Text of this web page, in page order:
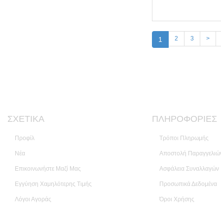
1 2 3 >
ΣΧΕΤΙΚΆ
Προφίλ
Νέα
Επικοινωνήστε Μαζί Μας
Εγγύηση Χαμηλότερης Τιμής
Λόγοι Αγοράς
ΠΛΗΡΟΦΟΡΊΕΣ
Τρόποι Πληρωμής
Αποστολή
Ασφάλεια Συναλλαγών
Προσωπικά Δεδομένα
Όροι Χρήσης